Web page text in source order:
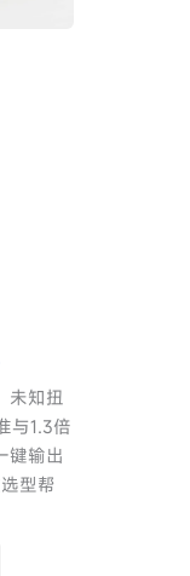
未知扭
与1.3倍
键输出
型帮